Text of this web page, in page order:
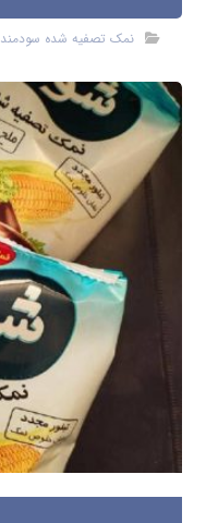
نمک تصفیه شده سودمند